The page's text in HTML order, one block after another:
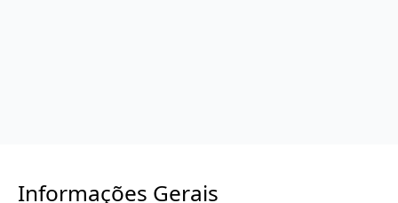
Informações Gerais